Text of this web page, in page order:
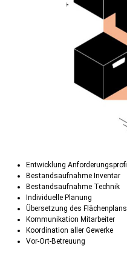
Entwicklung Anforderungsprofil
Bestandsaufnahme Inventar
Bestandsaufnahme Technik
Individuelle Planung
Übersetzung des Flächenplans
Kommunikation Mitarbeiter
Koordination aller Gewerke
Vor-Ort-Betreuung